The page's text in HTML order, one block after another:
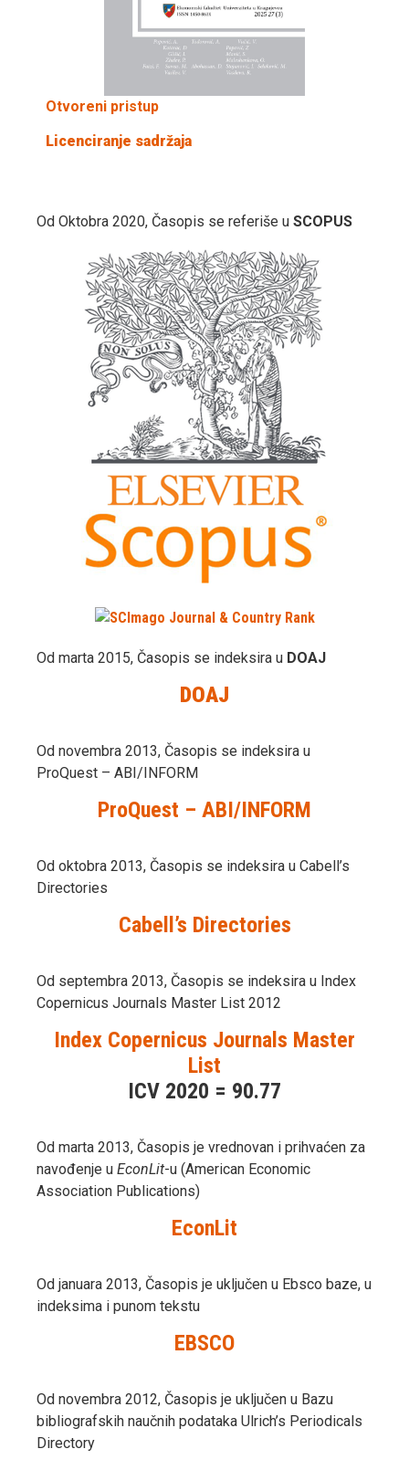
Otvoreni pristup
Licenciranje sadržaja
Od Oktobra 2020, Časopis se referiše u SCOPUS
Od marta 2015, Časopis se indeksira u DOAJ
DOAJ
Od novembra 2013, Časopis se indeksira u
ProQuest – ABI/INFORM
ProQuest – ABI/INFORM
Od oktobra 2013, Časopis se indeksira u Cabell’s
Directories
Cabell’s Directories
Od septembra 2013, Časopis se indeksira u Index
Copernicus Journals Master List 2012
Index Copernicus Journals Master
List
ICV 2020 = 90.77
Od marta 2013, Časopis je vrednovan i prihvaćen za
navođenje u EconLit-u (American Economic
Association Publications)
EconLit
Od januara 2013, Časopis je uključen u Ebsco baze, u
indeksima i punom tekstu
EBSCO
Od novembra 2012, Časopis je uključen u Bazu
bibliografskih naučnih podataka Ulrich’s Periodicals
Directory